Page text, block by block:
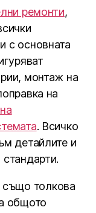
ремонти,
с основната
монтаж на
на
. Всичко
детайлите и
също толкова
общото